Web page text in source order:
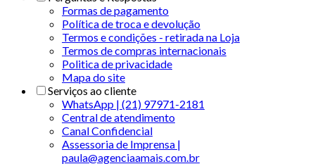
Formas de pagamento
Política de troca e devolução
Termos e condições - retirada na Loja
Termos de compras internacionais
Politica de privacidade
Mapa do site
Serviços ao cliente
WhatsApp | (21) 97971-2181
Central de atendimento
Canal Confidencial
Assessoria de Imprensa |
paula@agenciaamais.com.br